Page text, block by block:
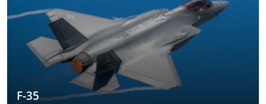
F-35